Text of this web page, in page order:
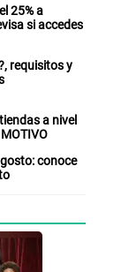
25% a
si accedes
requisitos y
a nivel
conoce